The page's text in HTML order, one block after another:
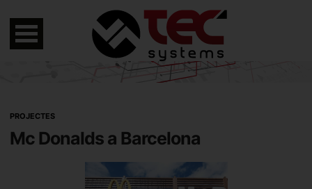
PROJECTES
Mc Donalds a Barcelona